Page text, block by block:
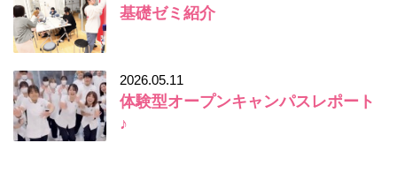
基礎ゼミ紹介
2026.05.11
体験型オープンキャンパスレポート
♪